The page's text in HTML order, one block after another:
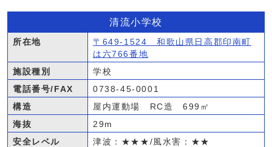
清流小学校
所在地
〒649-1524 和歌山県日高郡印南町
は六766番地
施設種別
学校
電話番号/FAX
0738-45-0001
構造
屋内運動場 RC造 699㎡
海抜
29m
安全レベル
津波：★★★/風水害：★★